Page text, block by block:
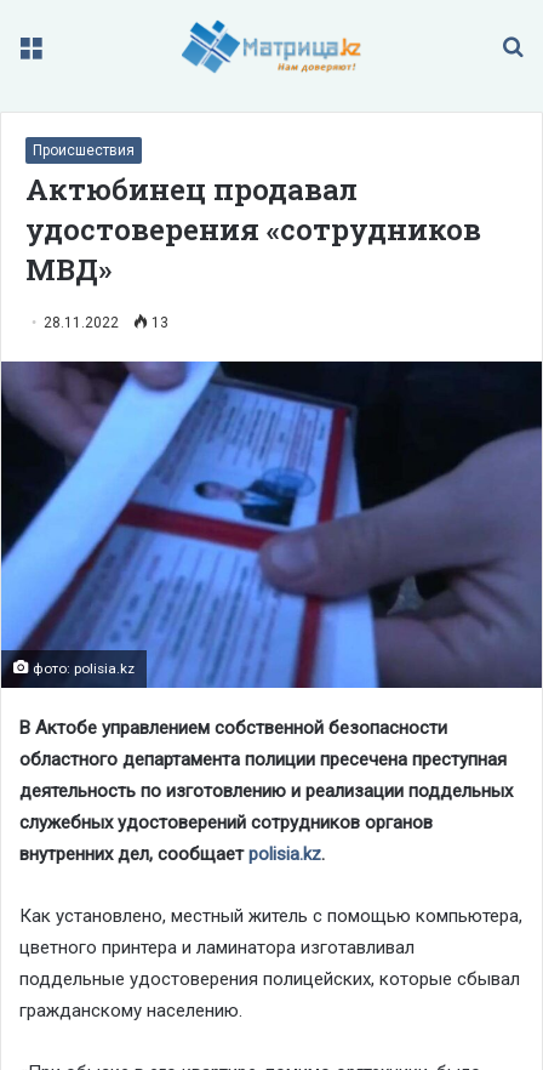
Меню
Происшествия
Актюбинец продавал
удостоверения «сотрудников
МВД»
28.11.2022 13
фото: polisia.kz
В Актобе управлением собственной безопасности
областного департамента полиции пресечена преступная
деятельность по изготовлению и реализации поддельных
служебных удостоверений сотрудников органов
внутренних дел, сообщаетpolisia.kz.
Как установлено, местный житель с помощью компьютера,
цветного принтера и ламинатора изготавливал
поддельные удостоверения полицейских, которые сбывал
гражданскому населению.